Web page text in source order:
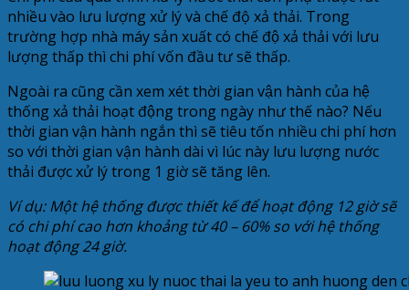
nhiều vào lưu lượng xử lý và chế độ xả thải. Trong
trường hợp nhà máy sản xuất có chế độ xả thải với lưu
lượng thấp thì chi phí vốn đầu tư sẽ thấp.
Ngoài ra cũng cần xem xét thời gian vận hành của hệ
thống xả thải hoạt động trong ngày như thế nào? Nếu
thời gian vận hành ngắn thì sẽ tiêu tốn nhiều chi phí hơn
so với thời gian vận hành dài vì lúc này lưu lượng nước
thải được xử lý trong 1 giờ sẽ tăng lên.
Ví dụ: Một hệ thống được thiết kế để hoạt động 12 giờ sẽ
có chi phí cao hơn khoảng từ 40 – 60% so với hệ thống
hoạt động 24 giờ.